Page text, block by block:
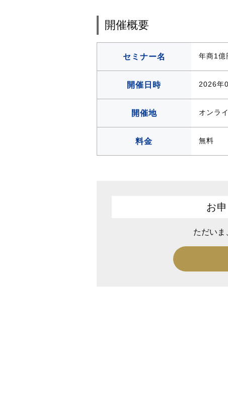
k
開催概要
セミナー名 年商1億
開催日時 2026年
開催地 オンラ
料金 無料
お
ただいま